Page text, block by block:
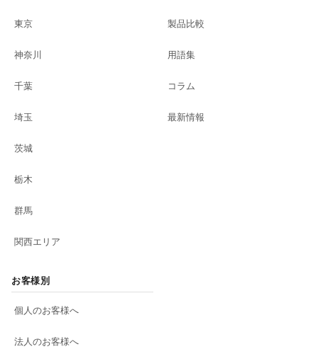
東京
神奈川
千葉
埼玉
茨城
栃木
群馬
関西エリア
製品比較
用語集
コラム
最新情報
お客様別
個人のお客様へ
法人のお客様へ